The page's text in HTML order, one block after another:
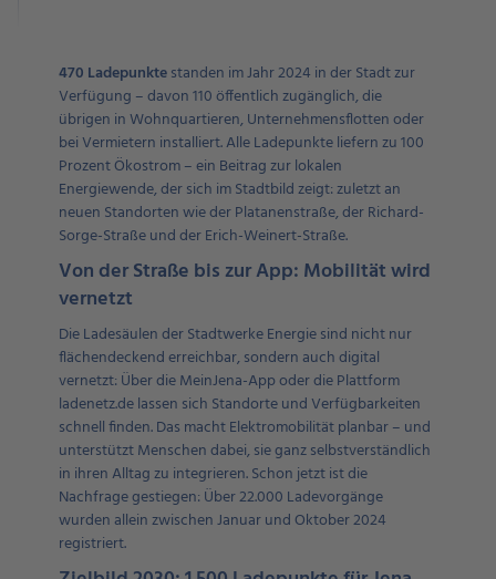
470 Ladepunktestanden im Jahr 2024 in der Stadt zur
Verfügung – davon 110 öffentlich zugänglich, die
übrigen in Wohnquartieren, Unternehmensflotten oder
bei Vermietern installiert. Alle Ladepunkte liefern zu 100
Prozent Ökostrom – ein Beitrag zur lokalen
Energiewende, der sich im Stadtbild zeigt: zuletzt an
neuen Standorten wie der Platanenstraße, der Richard-
Sorge-Straße und der Erich-Weinert-Straße.
Von der Straße bis zur App: Mobilität wird
vernetzt
Die Ladesäulen der Stadtwerke Energie sind nicht nur
flächendeckend erreichbar, sondern auch digital
vernetzt: Über die MeinJena-App oder die Plattform
ladenetz.de lassen sich Standorte und Verfügbarkeiten
schnell finden. Das macht Elektromobilität planbar – und
unterstützt Menschen dabei, sie ganz selbstverständlich
in ihren Alltag zu integrieren. Schon jetzt ist die
Nachfrage gestiegen: Über 22.000 Ladevorgänge
wurden allein zwischen Januar und Oktober 2024
registriert.